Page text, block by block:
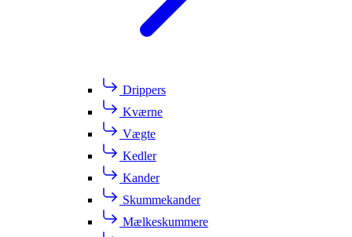
Drippers
Kværne
Vægte
Kedler
Kander
Skummekander
Mælkeskummere